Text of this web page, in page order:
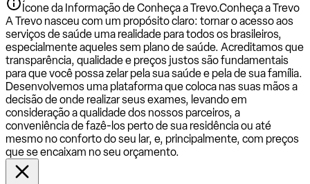
Ícone da Informação de Conheça a Trevo.Conheça a Trevo
A Trevo nasceu com um propósito claro: tornar o acesso aos
serviços de saúde uma realidade para todos os brasileiros,
especialmente aqueles sem plano de saúde. Acreditamos que
transparência, qualidade e preços justos são fundamentais
para que você possa zelar pela sua saúde e pela de sua família.
Desenvolvemos uma plataforma que coloca nas suas mãos a
decisão de onde realizar seus exames, levando em
consideração a qualidade dos nossos parceiros, a
conveniência de fazê-los perto de sua residência ou até
mesmo no conforto do seu lar, e, principalmente, com preços
que se encaixam no seu orçamento.